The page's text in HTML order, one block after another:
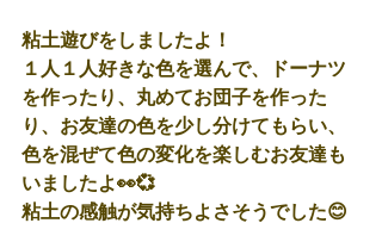
粘土遊びをしましたよ！
１人１人好きな色を選んで、ドーナツ
を作ったり、丸めてお団子を作った
り、お友達の色を少し分けてもらい、
色を混ぜて色の変化を楽しむお友達も
いましたよ👀💞
粘土の感触が気持ちよさそうでした😊